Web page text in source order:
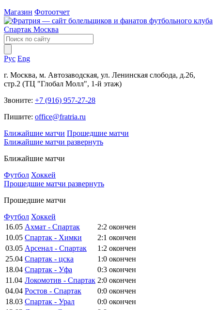
Магазин Фотоотчет
Рус Eng
г. Москва, м. Автозаводская, ул. Ленинская слобода, д.26,
стр.2 (ТЦ "Глобал Молл", 1-й этаж)
Звоните: +7 (916) 957-27-28
Пишите: office@fratria.ru
Ближайшие матчи Прошедшие матчи
Ближайшие матчи развернуть
Ближайшие матчи
Футбол Хоккей
Прошедшие матчи развернуть
Прошедшие матчи
Футбол Хоккей
16.05 Ахмат - Спартак 2:2 окончен
10.05 Спартак - Химки 2:1 окончен
03.05 Арсенал - Спартак 1:2 окончен
25.04 Спартак - цска 1:0 окончен
18.04 Спартак - Уфа 0:3 окончен
11.04 Локомотив - Спартак 2:0 окончен
04.04 Ростов - Спартак 0:0 окончен
18.03 Спартак - Урал 0:0 окончен